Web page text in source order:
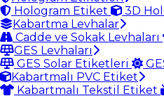
Hologram Etiket
3D
Kabartma Levhalar
Cadde ve Sokak Levhaları
GES Levhaları
GES Solar Etiketleri
Kabartmalı PVC Etiket
Kabartmalı Tekstil Etiket